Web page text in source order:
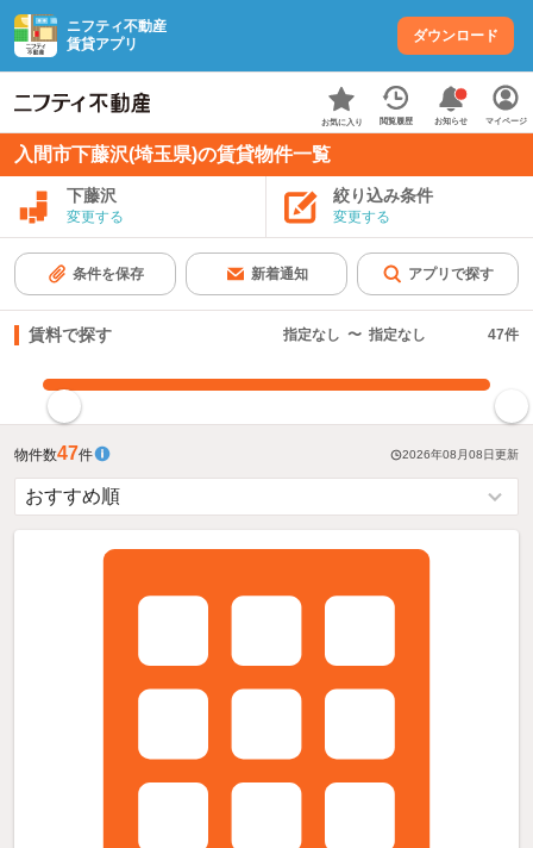
ニフティ不動産
賃貸アプリ
ダウンロード
お気に入り 閲覧履歴 お知らせ マイページ
入間市下藤沢(埼玉県)の賃貸物件一覧
下藤沢
変更する
絞り込み条件
変更する
条件を保存 新着通知 アプリで探す
賃料で探す 指定なし 〜 指定なし 47件
物件数47件 2026年08月08日更新